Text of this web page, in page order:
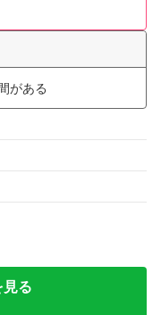
がある
る